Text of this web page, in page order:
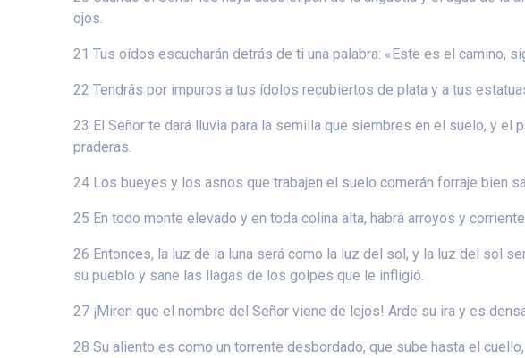
ojos.
21 Tus oídos escucharán detrás de ti una palabra: «Este es el camino,
22 Tendrás por impuros a tus ídolos recubiertos de plata y a tus
23 El Señor te dará lluvia para la semilla que siembres en el suelo, y el
praderas.
24 Los bueyes y los asnos que trabajen el suelo comerán forraje bien
25 En todo monte elevado y en toda colina alta, habrá arroyos y
26 Entonces, la luz de la luna será como la luz del sol, y la luz del sol
su pueblo y sane las llagas de los golpes que le infligió.
27 ¡Miren que el nombre del Señor viene de lejos! Arde su ira y es
28 Su aliento es como un torrente desbordado, que sube hasta el